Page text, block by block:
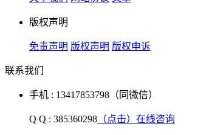
版权声明
免责声明 版权声明 版权申诉
联系我们
手机 : 13417853798（同微信）
Q Q : 385360298 （点击）在线咨询